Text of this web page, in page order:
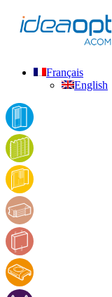
Français
English